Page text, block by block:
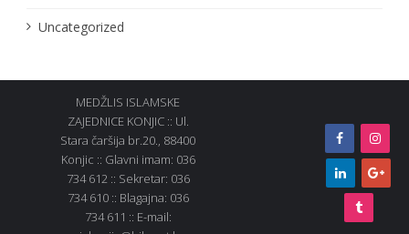
Uncategorized
MEDŽLIS ISLAMSKE
ZAJEDNICE KONJIC :: Ul.
Stara čaršija br.20., 88400
Konjic :: Glavni imam: 036
734 612 :: Sekretar: 036
734 610 :: Blagajna: 036
734 611 :: E-mail: